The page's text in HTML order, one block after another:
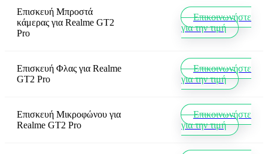
Επισκευή Μπροστά
κάμερας για Realme GT2
Pro
Επικοινωνήστε
για την τιμή
Επισκευή Φλας για Realme
GT2 Pro
Επικοινωνήστε
για την τιμή
Επισκευή Μικροφώνου για
Realme GT2 Pro
Επικοινωνήστε
για την τιμή